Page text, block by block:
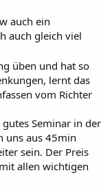
auch ein
auch gleich viel
üben und hat so
lernt das
vom Richter
Seminar in der
uns aus 45min
sein. Der Preis
allen wichtigen